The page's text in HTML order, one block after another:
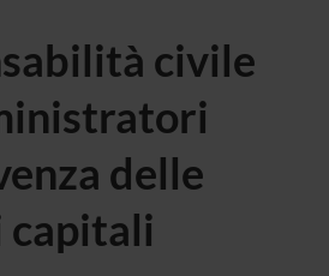
civile
delle
capitali